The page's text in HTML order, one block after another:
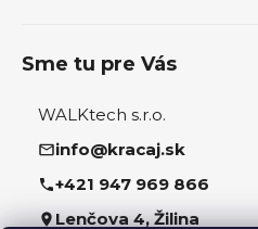
Sme tu pre Vás
WALKtech s.r.o.
info@kracaj.sk
+421 947 969 866
Lenčova 4, Žilina